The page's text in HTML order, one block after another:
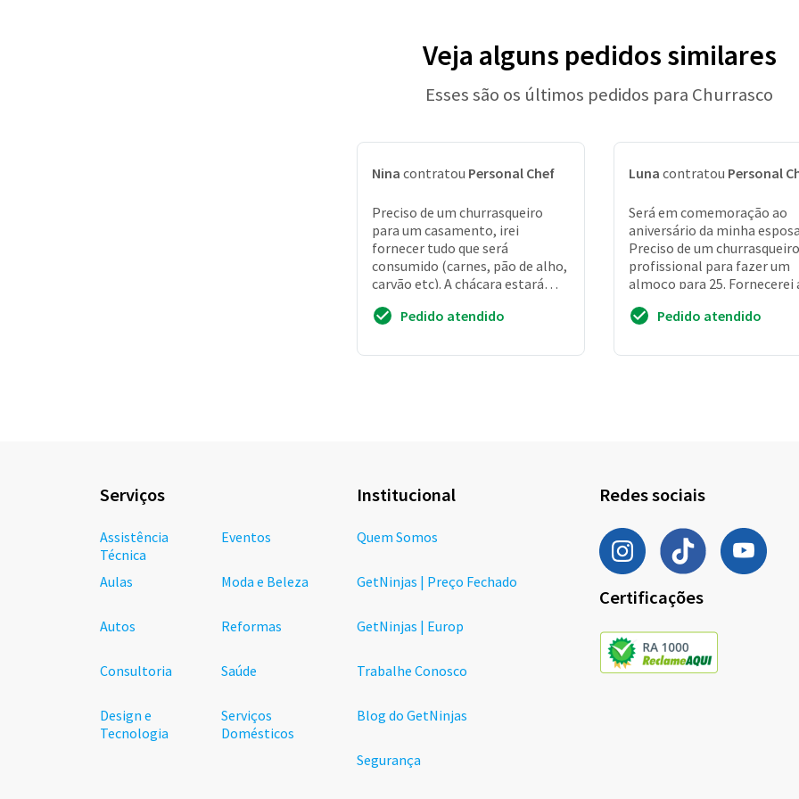
Veja alguns pedidos similares
Esses são os últimos pedidos para Churrasco
Nina contratou Personal Chef
Preciso de um churrasqueiro
para um casamento, irei
fornecer tudo que será
consumido (carnes, pão de alho,
carvão etc). A chácara estará
convidados irão ch...
Pedido atendido
Luna contratou Personal
Será em comemoração ao
aniversário da minha
Preciso de um churrasqueiro
profissional para fazer um
almoço para 25. Fornecerei
levar os espetos/gr...
Pedido atendido
Serviços
Assistência
Técnica
Aulas
Autos
Consultoria
Design e
Tecnologia
Eventos
Moda e Beleza
Reformas
Saúde
Serviços
Domésticos
Institucional
Quem Somos
GetNinjas | Preço Fechado
GetNinjas | Europ
Trabalhe Conosco
Blog do GetNinjas
Segurança
Redes sociais
Certificações